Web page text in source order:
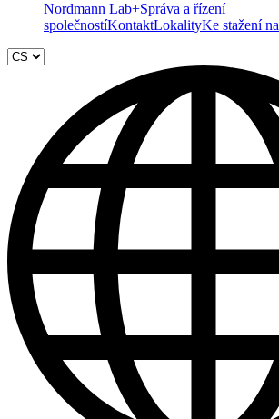
Nordmann Lab+Správa a řízení
společnostíKontaktLokalityKe stažení na